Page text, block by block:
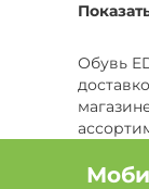
Бренд
Бренд
Бренд
Обувь